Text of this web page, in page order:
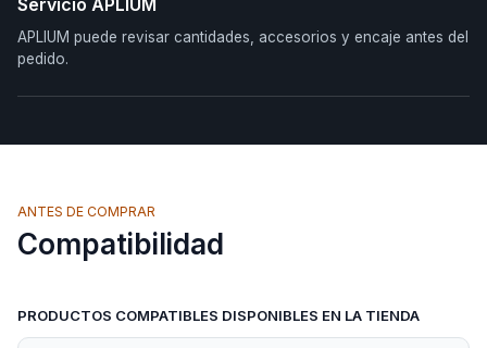
APLIUM puede revisar cantidades, accesorios y encaje antes del
pedido.
ANTES DE COMPRAR
Compatibilidad
PRODUCTOS COMPATIBLES DISPONIBLES EN LA TIENDA